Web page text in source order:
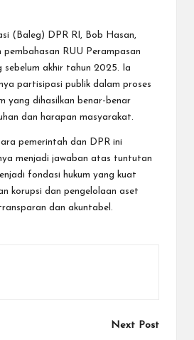
(Baleg) DPR RI, Bob Hasan,
pembahasan RUU Perampasan
akhir tahun 2025. Ia
partisipasi publik dalam proses
yang dihasilkan benar-benar
dan harapan masyarakat.
pemerintah dan DPR ini
menjadi jawaban atas tuntutan
fondasi hukum yang kuat
korupsi dan pengelolaan aset
dan akuntabel.
Next Post